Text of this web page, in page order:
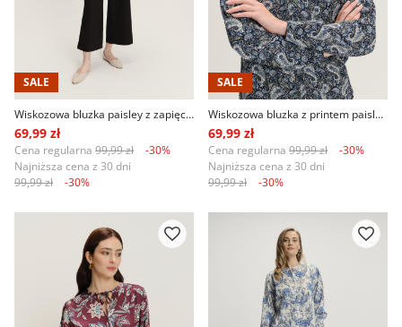
SALE
Wiskozowa bluzka paisley z zapięciem typu łezka
69,99 zł
Cena regularna 99,99 zł
-30%
Najniższa cena z 30 dni
99,99 zł
-30%
SALE
Wiskozowa bluzka z printem paisley długi rękaw
69,99 zł
Cena regularna 99,99 zł
-30%
Najniższa cena z 30 dni
99,99 zł
-30%